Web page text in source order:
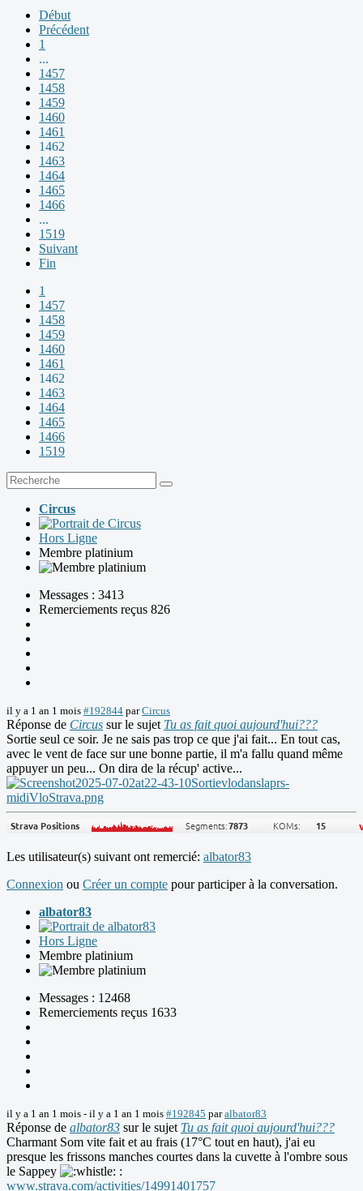
Début
Précédent
1
...
1457
1458
1459
1460
1461
1462
1463
1464
1465
1466
...
1519
Suivant
Fin
1
1457
1458
1459
1460
1461
1462
1463
1464
1465
1466
1519
Circus
Hors Ligne
Membre platinium
Messages : 3413
Remerciements reçus 826
il y a 1 an 1 mois #192844 parCircus
Réponse de Circus sur le sujet Tu as fait quoi aujourd'hui???
Sortie seul ce soir. Je ne sais pas trop ce que j'ai fait... En tout cas,
avec le vent de face sur une bonne partie, il m'a fallu quand même
appuyer un peu... On dira de la récup' active...
Les utilisateur(s) suivant ont remercié: albator83
Connexion ou Créer un compte pour participer à la conversation.
albator83
Hors Ligne
Membre platinium
Messages : 12468
Remerciements reçus 1633
il y a 1 an 1 mois - il y a 1 an 1 mois #192845 paralbator83
Réponse de albator83 sur le sujet Tu as fait quoi aujourd'hui???
Charmant Som vite fait et au frais (17°C tout en haut), j'ai eu
presque les frissons manches courtes dans la cuvette à l'ombre sous
le Sappey
:
www.strava.com/activities/14991401757